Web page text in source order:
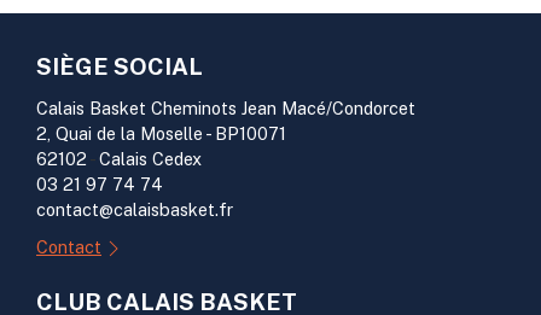
SIÈGE SOCIAL
Calais Basket Cheminots Jean Macé/Condorcet
2, Quai de la Moselle - BP10071
62102 -Calais Cedex
03 21 97 74 74
contact@calaisbasket.fr
Contact
CLUB CALAIS BASKET